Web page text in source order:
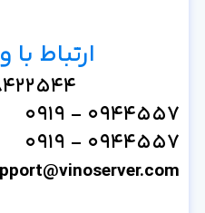
ارتباط
- 021
0944557 - 0919
0944557 - 0919